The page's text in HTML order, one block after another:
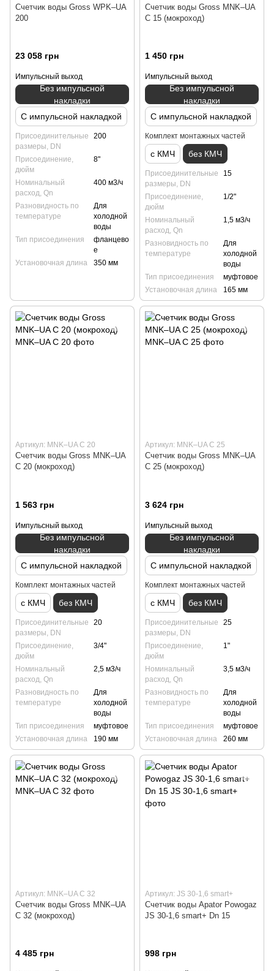
Счетчик воды Gross WPK–UA
200
23 058 грн
Импульсный выход
Без импульсной
накладки
С импульсной накладкой
Присоединительные
размеры, DN
200
Присоединение,
дюйм
8"
Номинальный
расход, Qn
400 м3/ч
Разновидность по
температуре
Для
холодной
воды
Тип присоединения
фланцево
е
Установочная длина
350 мм
Счетчик воды Gross MNK–UA
C 15 (мокроход)
1 450 грн
Импульсный выход
Без импульсной
накладки
С импульсной накладкой
Комплект монтажных частей
с КМЧ без КМЧ
Присоединительные
размеры, DN
15
Присоединение,
дюйм
1/2"
Номинальный
расход, Qn
1,5 м3/ч
Разновидность по
температуре
Для
холодной
воды
Тип присоединения
муфтовое
Установочная длина
165 мм
Артикул: MNK–UA C 20
Счетчик воды Gross MNK–UA
C 20 (мокроход)
1 563 грн
Импульсный выход
Без импульсной
накладки
С импульсной накладкой
Комплект монтажных частей
с КМЧ без КМЧ
Присоединительные
размеры, DN
20
Присоединение,
дюйм
3/4"
Номинальный
расход, Qn
2,5 м3/ч
Разновидность по
температуре
Для
холодной
воды
Тип присоединения
муфтовое
Установочная длина
190 мм
Артикул: MNK–UA C 25
Счетчик воды Gross MNK–UA
C 25 (мокроход)
3 624 грн
Импульсный выход
Без импульсной
накладки
С импульсной накладкой
Комплект монтажных частей
с КМЧ без КМЧ
Присоединительные
размеры, DN
25
Присоединение,
дюйм
1"
Номинальный
расход, Qn
3,5 м3/ч
Разновидность по
температуре
Для
холодной
воды
Тип присоединения
муфтовое
Установочная длина
260 мм
Артикул: MNK–UA C 32
Счетчик воды Gross MNK–UA
C 32 (мокроход)
4 485 грн
Артикул: JS 30-1,6 smart+
Счетчик воды Apator Powogaz
JS 30-1,6 smart+ Dn 15
998 грн